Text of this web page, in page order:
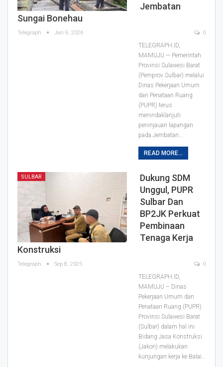
Jembatan
Sungai Bonehau
Telegraph Jan 9, 2026 0
TELEGRAPH.ID,
MAMUJU — Pemerintah
Provinsi Sulawesi Barat
(Pemprov Sulbar) melalui
Dinas Pekerjaan Umum
dan Penataan Ruang
(PUPR) terus
menindaklanjuti
peninjauan lapangan
pada Jembatan…
READ MORE...
SULBAR
Dukung SDM
Unggul, PUPR
Sulbar Dan
BP2JK Perkuat
Pembinaan
Tenaga Kerja
Konstruksi
Telegraph Sep 8, 2025 0
TELEGRAPH.ID,
MAMUJU – Dinas
Pekerjaan Umum dan
Penataan Ruang (PUPR)
Provinsi Sulawesi Barat
(Sulbar) dalam hal ini
Bidang Jasa Konstruksi
(Jakon) melakukan
kunjungan kerja ke Balai…